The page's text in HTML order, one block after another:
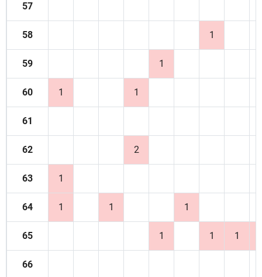
57
58 1
59 1
60 1 1
61
62 2
63 1
64 1 1 1
65 1 1 1
66